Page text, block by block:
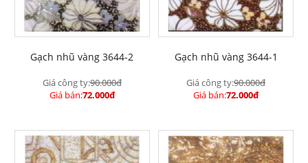
Gạch nhũ vàng 3644-2
Giá công ty:90.000đ
Giá bán:72.000đ
Gạch nhũ vàng 3644-1
Giá công ty:90.000đ
Giá bán:72.000đ